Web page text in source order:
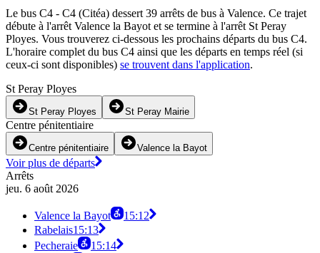
Le bus C4 - C4 (Citéa) dessert 39 arrêts de bus à Valence. Ce trajet
débute à l'arrêt Valence la Bayot et se termine à l'arrêt St Peray
Ployes. Vous trouverez ci-dessous les prochains départs du bus C4.
L'horaire complet du bus C4 ainsi que les départs en temps réel (si
ceux-ci sont disponibles) se trouvent dans l'application.
St Peray Ployes
St Peray Ployes St Peray Mairie
Centre pénitentiaire
Centre pénitentiaire Valence la Bayot
Voir plus de départs
Arrêts
jeu. 6 août 2026
Valence la Bayot
15:12
Rabelais15:13
Pecheraie
15:14